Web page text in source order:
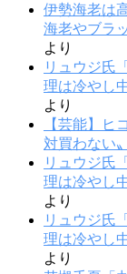
伊勢海老は
海老やブラ
より
リュウジ氏
理は冷やし
より
【芸能】
対買わない
リュウジ氏
理は冷やし
より
リュウジ氏
理は冷やし
より